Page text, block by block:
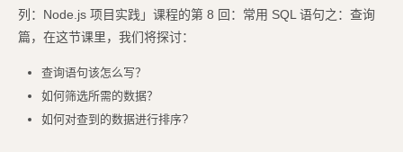
列：Node.js 项目实践」课程的第 8 回：常用 SQL 语句之：查询
篇，在这节课里，我们将探讨：
查询语句该怎么写？
如何筛选所需的数据？
如何对查到的数据进行排序?